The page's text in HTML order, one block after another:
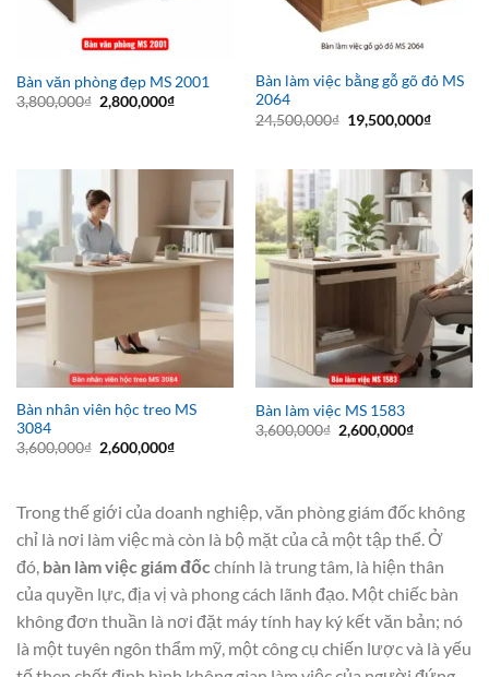
Bàn văn phòng đẹp MS 2001
3,800,000₫ Giá
gốc
2,800,000₫Giá
Bàn làm việc bằng gỗ gõ đỏ MS
2064
24,500,000₫ Giá
gốc
19,500,000₫Giá
Bàn nhân viên hộc treo MS
3084
3,600,000₫ Giá
gốc
2,600,000₫Giá
2,600,000₫.
Bàn làm việc MS 1583
3,600,000₫ Giá
gốc
2,600,000₫Giá
Trong thế giới của doanh nghiệp, văn phòng giám đốc không
chỉ là nơi làm việc mà còn là bộ mặt của cả một tập thể. Ở
đó, bàn làm việc giám đốcchính là trung tâm, là hiện thân
của quyền lực, địa vị và phong cách lãnh đạo. Một chiếc bàn
không đơn thuần là nơi đặt máy tính hay ký kết văn bản; nó
là một tuyên ngôn thẩm mỹ, một công cụ chiến lược và là yếu